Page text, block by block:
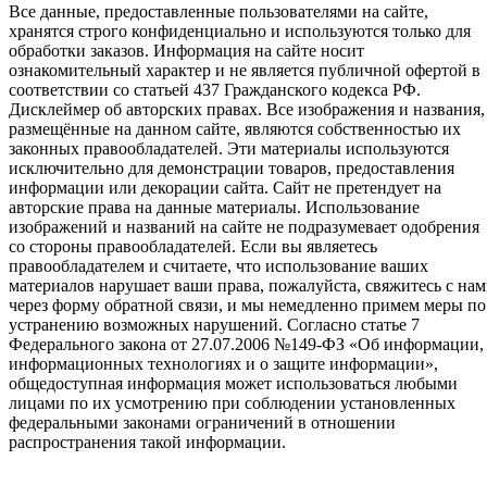
Все данные, предоставленные пользователями на сайте,
хранятся строго конфиденциально и используются только для
обработки заказов. Информация на сайте носит
ознакомительный характер и не является публичной офертой в
соответствии со статьей 437 Гражданского кодекса РФ.
Дисклеймер об авторских правах. Все изображения и названия,
размещённые на данном сайте, являются собственностью их
законных правообладателей. Эти материалы используются
исключительно для демонстрации товаров, предоставления
информации или декорации сайта. Сайт не претендует на
авторские права на данные материалы. Использование
изображений и названий на сайте не подразумевает одобрения
со стороны правообладателей. Если вы являетесь
правообладателем и считаете, что использование ваших
материалов нарушает ваши права, пожалуйста, свяжитесь с
через форму обратной связи, и мы немедленно примем меры по
устранению возможных нарушений. Согласно статье 7
Федерального закона от 27.07.2006 №149-ФЗ «Об информации,
информационных технологиях и о защите информации»,
общедоступная информация может использоваться любыми
лицами по их усмотрению при соблюдении установленных
федеральными законами ограничений в отношении
распространения такой информации.